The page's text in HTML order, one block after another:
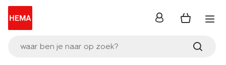
waar ben je naar op zoek?
inloggen